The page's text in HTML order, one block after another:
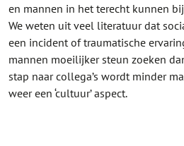
en mannen in het terecht kunnen
We weten uit veel literatuur dat
een incident of traumatische
mannen moeilijker steun zoeken
stap naar collega’s wordt minder
weer een ‘cultuur’ aspect.